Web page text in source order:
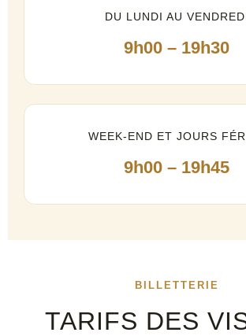
DU LUNDI AU
9h00 – 19h30
WEEK-END ET JOURS
9h00 – 19h45
BILLETTERIE
TARIFS DES